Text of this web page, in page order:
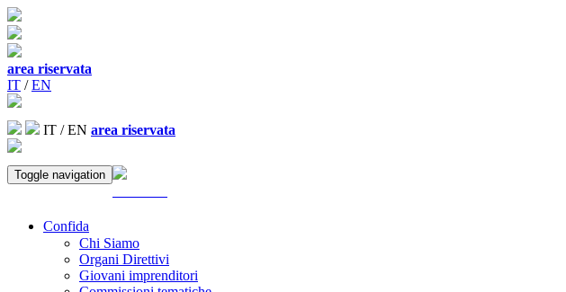
area riservata
IT /EN
IT /EN area riservata
Toggle navigation
Confida
Chi Siamo
Organi Direttivi
Giovani imprenditori